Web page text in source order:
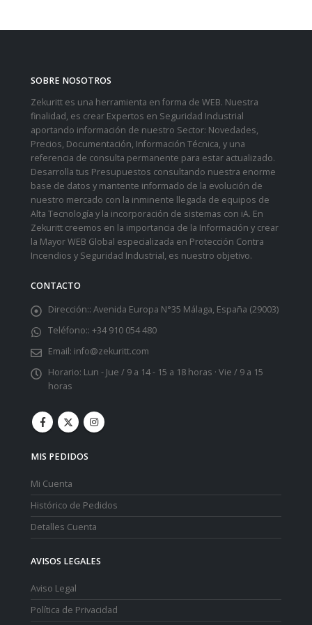
SOBRE NOSOTROS
Zekuritt es una herramienta en forma de WEB. Nuestra
finalidad, es crear Expertos en Seguridad Industrial
aportando información de nuestro Sector: Novedades,
Precios, Documentación, Información Técnica, y una
referencia de consulta permanente para estar actualizado.
Desarrolla tus Presupuestos consultando nuestra enorme
base de datos y mantente informado de la evolución de
nuestro mercado con la inminente llegada de equipos de
Alta Tecnología y la incorporación de sistemas con iA. En
Zekuritt creemos en la importancia de la Información y crear
la Mayor WEB Global especializada en Protección Contra
Incendios y Seguridad Industrial, es nuestro objetivo.
CONTACTO
Dirección:: Avenida Europa N°35 Málaga, España (29003)
Teléfono:: +34 910 054 480
Email: info@zekuritt.com
Horario: Lun - Jue / 9 a 14 - 15 a 18 horas · Vie / 9 a 15
horas
MIS PEDIDOS
Mi Cuenta
Histórico de Pedidos
Detalles Cuenta
AVISOS LEGALES
Aviso Legal
Política de Privacidad